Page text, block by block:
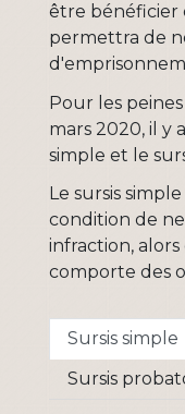
être bénéficier
permettra de
Pour les
mars 2020, il y
simple et le
Le sursis
condition de
infraction,
comporte des
Sursis simple
Sursis